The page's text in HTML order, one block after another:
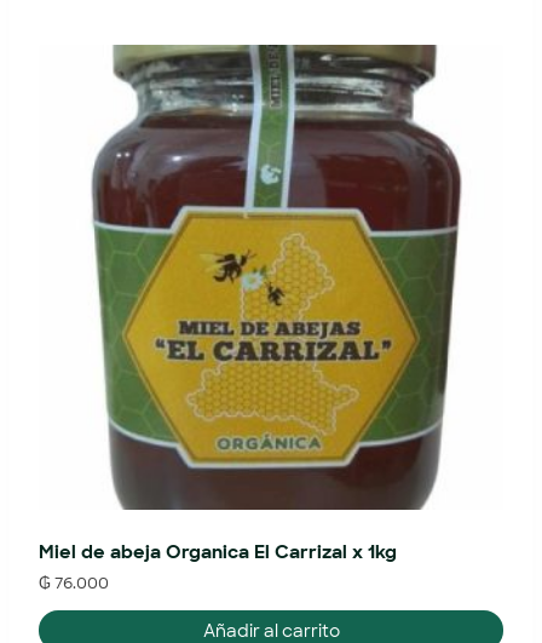
Miel de abeja Organica El Carrizal x 1kg
₲76.000
Añadir al carrito